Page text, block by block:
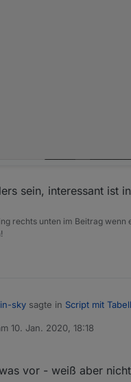
sein, interessant ist
rechts unten im Beitrag wenn
sky sagte in Script mit
10. Jan. 2020, 18:18
von
vor - weiß aber